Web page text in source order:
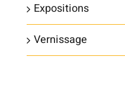
Expositions
Vernissage